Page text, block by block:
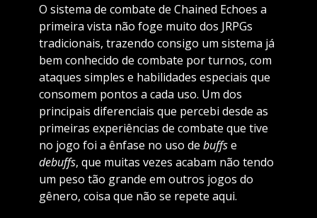
O sistema de combate de Chained Echoes a
primeira vista não foge muito dos JRPGs
tradicionais, trazendo consigo um sistema já
bem conhecido de combate por turnos, com
ataques simples e habilidades especiais que
consomem pontos a cada uso. Um dos
principais diferenciais que percebi desde as
primeiras experiências de combate que tive
no jogo foi a ênfase no uso de buffse
debuffs, que muitas vezes acabam não tendo
um peso tão grande em outros jogos do
gênero, coisa que não se repete aqui.